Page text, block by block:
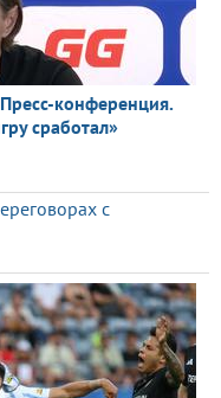
конференция.
сработал»
с